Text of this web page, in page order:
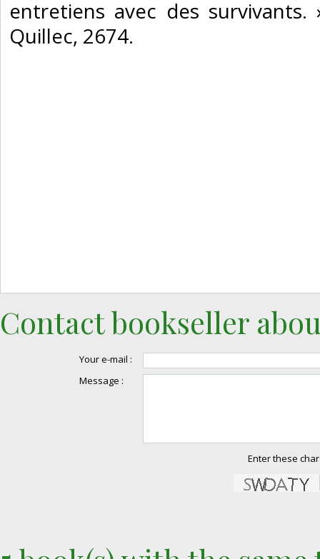
entretiens avec des
Quillec, 2674. ‎
Contact bookseller
Your e-mail :
Message :
Enter these